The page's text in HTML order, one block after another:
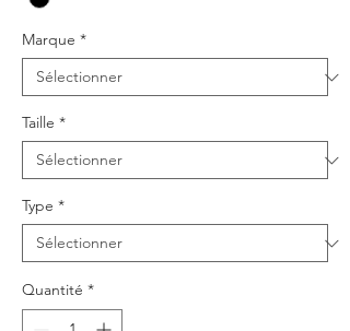
Marque *
Taille *
Type *
Quantité *